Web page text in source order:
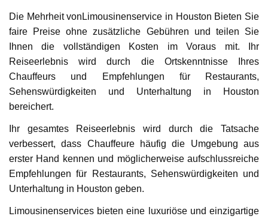
Die Mehrheit vonLimousinenservice in Houston Bieten Sie
faire Preise ohne zusätzliche Gebühren und teilen Sie
Ihnen die vollständigen Kosten im Voraus mit. Ihr
Reiseerlebnis wird durch die Ortskenntnisse Ihres
Chauffeurs und Empfehlungen für Restaurants,
Sehenswürdigkeiten und Unterhaltung in Houston
bereichert.
Ihr gesamtes Reiseerlebnis wird durch die Tatsache
verbessert, dass Chauffeure häufig die Umgebung aus
erster Hand kennen und möglicherweise aufschlussreiche
Empfehlungen für Restaurants, Sehenswürdigkeiten und
Unterhaltung in Houston geben.
Limousinenservices bieten eine luxuriöse und einzigartige